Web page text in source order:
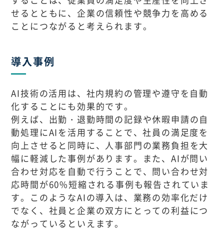
せるとともに、企業の信頼性や競争力を高める
ことにつながると考えられます。
導入事例
AI技術の活用は、社内規約の管理や遵守を自動
化することにも効果的です。
例えば、出勤・退勤時間の記録や休暇申請の自
動処理にAIを活用することで、社員の満足度を
向上させると同時に、人事部門の業務負担を大
幅に軽減した事例があります。また、AIが問い
合わせ対応を自動で行うことで、問い合わせ対
応時間が60%短縮される事例も報告されていま
す。このようなAIの導入は、業務の効率化だけ
でなく、社員と企業の双方にとっての利益につ
ながっているといえます。